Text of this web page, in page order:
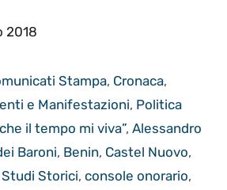
2018
Stampa, Cronaca,
e Manifestazioni, Politica
il tempo mi viva”,Alessandro
Baroni, Benin, Castel Nuovo,
Storici, console onorario,